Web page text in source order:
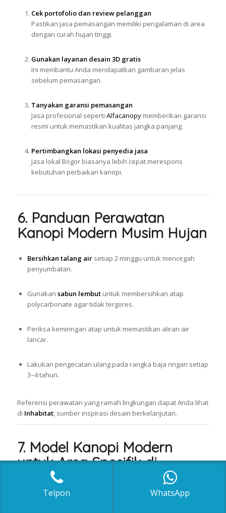
Cek portofolio dan review pelanggan
Pastikan jasa pemasangan memiliki pengalaman di area
dengan curah hujan tinggi.
Gunakan layanan desain 3D gratis
Ini membantu Anda mendapatkan gambaran jelas
sebelum pemasangan.
Tanyakan garansi pemasangan
Jasa profesional seperti Alfacanopymemberikan garansi
resmi untuk memastikan kualitas jangka panjang.
Pertimbangkan lokasi penyedia jasa
Jasa lokal Bogor biasanya lebih cepat merespons
kebutuhan perbaikan kanopi.
6. Panduan Perawatan
Kanopi Modern Musim Hujan
Bersihkan talang airsetiap 2 minggu untuk mencegah
penyumbatan.
Gunakan sabun lembutuntuk membersihkan atap
polycarbonate agar tidak tergores.
Periksa kemiringan atap untuk memastikan aliran air
lancar.
Lakukan pengecatan ulang pada rangka baja ringan setiap
3–4 tahun.
Referensi perawatan yang ramah lingkungan dapat Anda lihat
di Inhabitat, sumber inspirasi desain berkelanjutan.
7. Model Kanopi Modern
untuk Area Spesifik di
Jabodetabek
Telpon WhatsApp